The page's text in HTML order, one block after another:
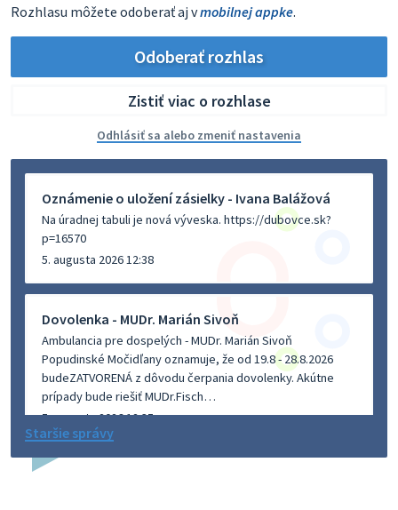
Rozhlasu môžete odoberať aj vmobilnej appke.
Odoberať rozhlas
Zistiť viac o rozhlase
Odhlásiť sa alebo zmeniť nastavenia
Oznámenie o uložení zásielky - Ivana Balážová
Na úradnej tabuli je nová výveska. https://dubovce.sk?
p=16570
5. augusta 2026 12:38
Dovolenka - MUDr. Marián Sivoň
Ambulancia pre dospelých - MUDr. Marián Sivoň
Popudinské Močidľany oznamuje, že od 19.8 - 28.8.2026
budeZATVORENÁ z dôvodu čerpania dovolenky. Akútne
prípady bude riešiť MUDr.Fisch…
5. augusta 2026 12:35
Staršie správy